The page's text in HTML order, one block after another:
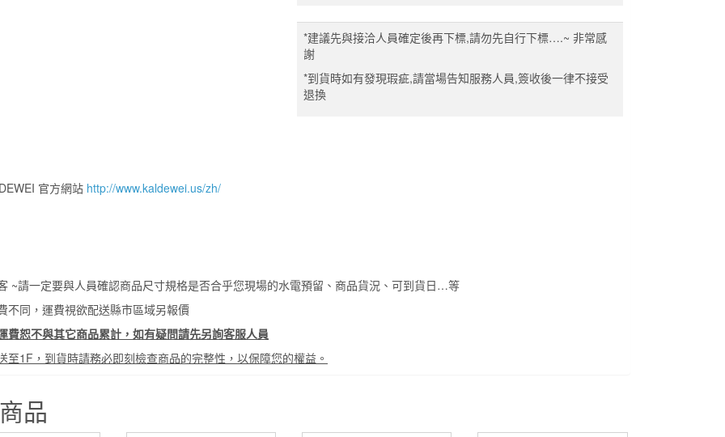
*建議先與接洽人員確定後再下標,請勿先自行下標….~ 非常感
謝
*到貨時如有發現瑕疵,請當場告知服務人員,簽收後一律不接受
退換
官方網站 http://www.kaldewei.us/zh/
~請一定要與人員確認商品尺寸規格是否合乎您現場的水電預留、商品貨況、可到貨日…等
不同，運費視欲配送縣市區域另報價
費恕不與其它商品累計，如有疑問請先另詢客服人員
至1F，到貨時請務必即刻檢查商品的完整性，以保障您的權益。
品